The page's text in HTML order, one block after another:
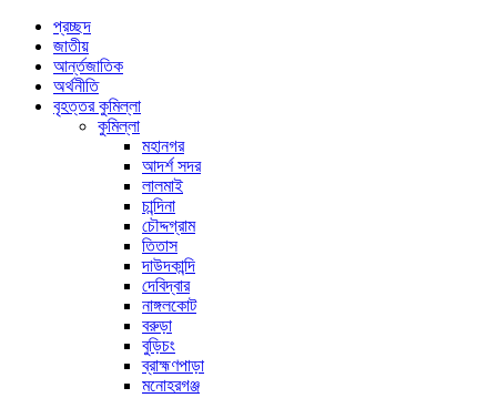
প্রচ্ছদ
জাতীয়
আর্ন্তজাতিক
অর্থনীতি
বৃহত্তর কুমিল্লা
কুমিল্লা
মহানগর
আদর্শ সদর
লালমাই
চান্দিনা
চৌদ্দগ্রাম
তিতাস
দাউদকান্দি
দেবিদ্বার
নাঙ্গলকোট
বরুড়া
বুড়িচং
ব্রাহ্মণপাড়া
মনোহরগঞ্জ